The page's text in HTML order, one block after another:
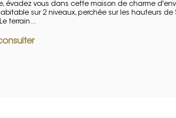
évadez vous dans cette maison de charme
sur 2 niveaux, perchée sur les hauteurs de
terrain...